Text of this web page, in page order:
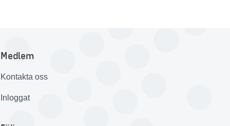
Medlem
Kontakta oss
Inloggat